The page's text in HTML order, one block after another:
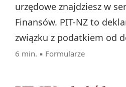
urzędowe znajdziesz w
Finansów. PIT-NZ to
związku z podatkiem od
6 min. ▪ Formularze